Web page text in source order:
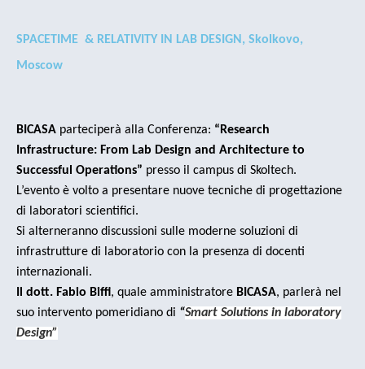
SPACETIME & RELATIVITY IN LAB DESIGN, Skolkovo,
Moscow
BICASA parteciperà alla Conferenza: “Research
Infrastructure: From Lab Design and Architecture to
Successful Operations” presso il campus di Skoltech.
L’evento è volto a presentare nuove tecniche di progettazione
di laboratori scientifici.
Si alterneranno discussioni sulle moderne soluzioni di
infrastrutture di laboratorio con la presenza di docenti
internazionali.
Il dott. Fabio Biffi, quale amministratore BICASA, parlerà nel
suo intervento pomeridiano di “Smart Solutions in laboratory
Design”